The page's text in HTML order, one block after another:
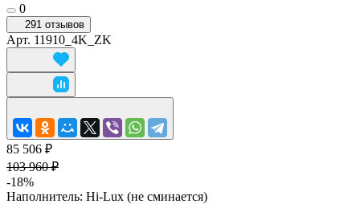
0
291 отзывов
Арт. 11910_4K_ZK
85 506 ₽
103 960 ₽
-18%
Наполнитель: Hi-Lux (не сминается)